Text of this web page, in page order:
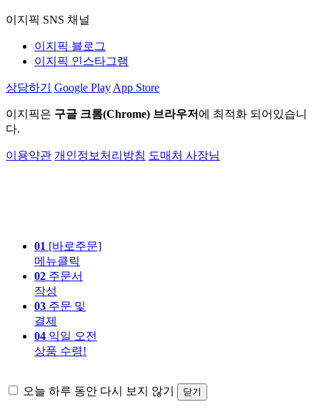
이지픽 SNS 채널
이지픽 블로그
이지픽 인스타그램
상담하기 Google Play App Store
이지픽은 구글 크롬(Chrome) 브라우저 에 최적화 되어있습니
다.
이용약관 개인정보처리방침 도매처 사장님
01 [바로주문]
메뉴클릭
02 주문서
작성
03 주문 및
결제
04 익일 오전
상품 수령!
오늘 하루 동안 다시 보지 않기 닫기